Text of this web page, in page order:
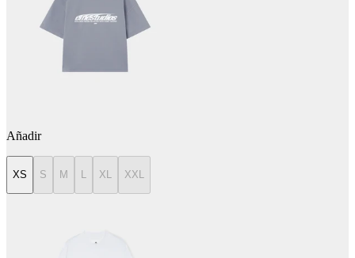
Añadir
XS S M L XL XXL